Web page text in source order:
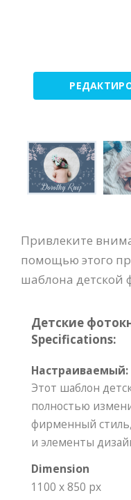
Привлеките
помощью этого
шаблона детской
Детские
Specifications:
Настраиваемый:
Этот шаблон
полностью
фирменный
и элементы
Dimension
1100 x 850 px